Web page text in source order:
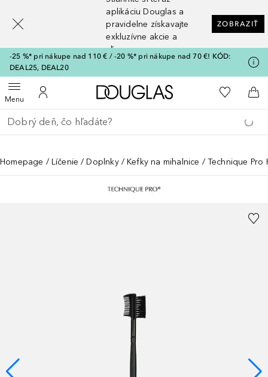
aplikáciu Douglas a
pravidelne získavajte
exkluzívne akcie a
zľavy
ZOBRAZIŤ
-25 %* pri nákupe nad 110 € / -20 %* pri nákupe nad 70 €! KÓD:
DEAL25, DEAL20
MenuOtvoriť menuDo môjho účtu
Domov Do môjho
Do
Choď späť
Vykonajte vyhľadávanie
Homepage Líčenie Doplnky Kefky na mihalnice Technique Pro
[navigation.slideout.screenreader]